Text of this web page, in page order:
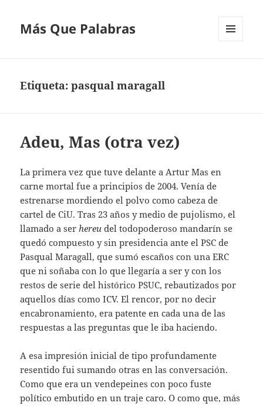
Más Que Palabras
Etiqueta:pasqual maragall
Adeu, Mas (otra vez)
La primera vez que tuve delante a Artur Mas en
carne mortal fue a principios de 2004. Venía de
estrenarse mordiendo el polvo como cabeza de
cartel de CiU. Tras 23 años y medio de pujolismo, el
llamado a serhereu del todopoderoso mandarín se
quedó compuesto y sin presidencia ante el PSC de
Pasqual Maragall, que sumó escaños con una ERC
que ni soñaba con lo que llegaría a ser y con los
restos de serie del histórico PSUC, rebautizados por
aquellos días como ICV. El rencor, por no decir
encabronamiento, era patente en cada una de las
respuestas a las preguntas que le iba haciendo.
A esa impresión inicial de tipo profundamente
resentido fui sumando otras en las conversación.
Como que era un vendepeines con poco fuste
político embutido en un traje caro. O como que, más